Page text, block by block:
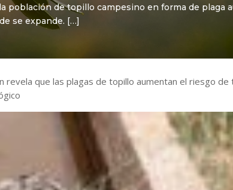
población de topillo campesino en forma de plaga
se expande. […]
revela que las plagas de topillo aumentan el riesgo de